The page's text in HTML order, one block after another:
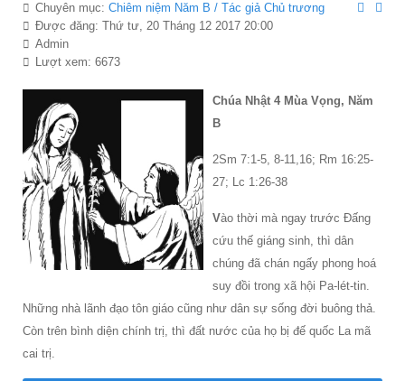
Chuyên mục: Chiêm niệm Năm B / Tác giả Chủ trương
Được đăng: Thứ tư, 20 Tháng 12 2017 20:00
Admin
Lượt xem: 6673
Chúa Nhật 4 Mùa Vọng, Năm
B
2Sm 7:1-5, 8-11,16; Rm 16:25-
27; Lc 1:26-38
Vào thời mà ngay trước Ðấng
cứu thế giáng sinh, thì dân
chúng đã chán ngấy phong hoá
suy đồi trong xã hội Pa-lét-tin.
Những nhà lãnh đạo tôn giáo cũng như dân sự sống đời buông thả.
Còn trên bình diện chính trị, thì đất nước của họ bị đế quốc La mã
cai trị.